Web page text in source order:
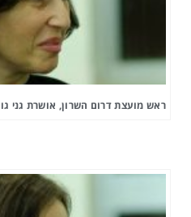
ראש מועצת דרום השרון, אושרת גני